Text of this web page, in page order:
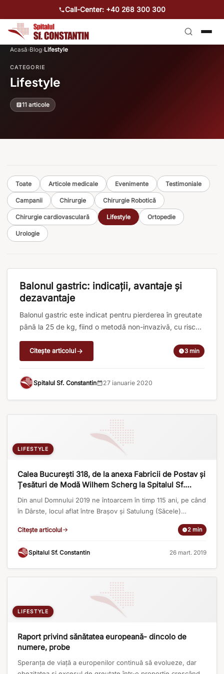
Call-Center: +40 268 300 300
Acasă›Blog›Lifestyle
CATEGORIE
Lifestyle
11 articole
Toate Articole medicale Evenimente Testimoniale
Campanii Chirurgie Chirurgie Robotică
Chirurgie cardiovasculară Lifestyle Ortopedie
Urologie
Balonul gastric: indicații, avantaje și
dezavantaje
Balonul gastric este indicat pentru pierderea în greutate
până la 25 de kg, fiind o metodă non-invazivă, cu riscuri
o procedură non-chirurgicală pentru scăderea în
greutate care presupune introducerea unui balon
fabricat din silicon, umplut cu soluție salină cu
capacitatea între 400 și 700 ml. Este recomandat [...]
Citește articolul 3 min
Spitalul Sf. Constantin 27 ianuarie 2020
LIFESTYLE
Calea București 318, de la anexa Fabricii de Postav și
Țesături de Modă Wilhem Scherg la Spitalul Sf.
Constantin
Din anul Domnului 2019 ne întoarcem în timp 115 ani, pe când
în Dârste, locul aflat între Brașov și Satulung (Săcele)
funcționa anexa Fabricii de Postav și Țesături de Modă
Wilhem Scherg, cea mai veche întreprindere din ramura
ajungea cu tramvaiul cu aburi, care lega [...]
Citește articolul 2 min
Spitalul Sf. Constantin· 26 mart. 2019
LIFESTYLE
Raport privind sănătatea europeană- dincolo de
numere, probe
Speranţa de viaţă a europenilor continuă să evolueze, dar